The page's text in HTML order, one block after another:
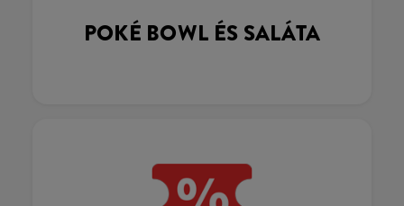
POKÉ BOWL ÉS SALÁTA